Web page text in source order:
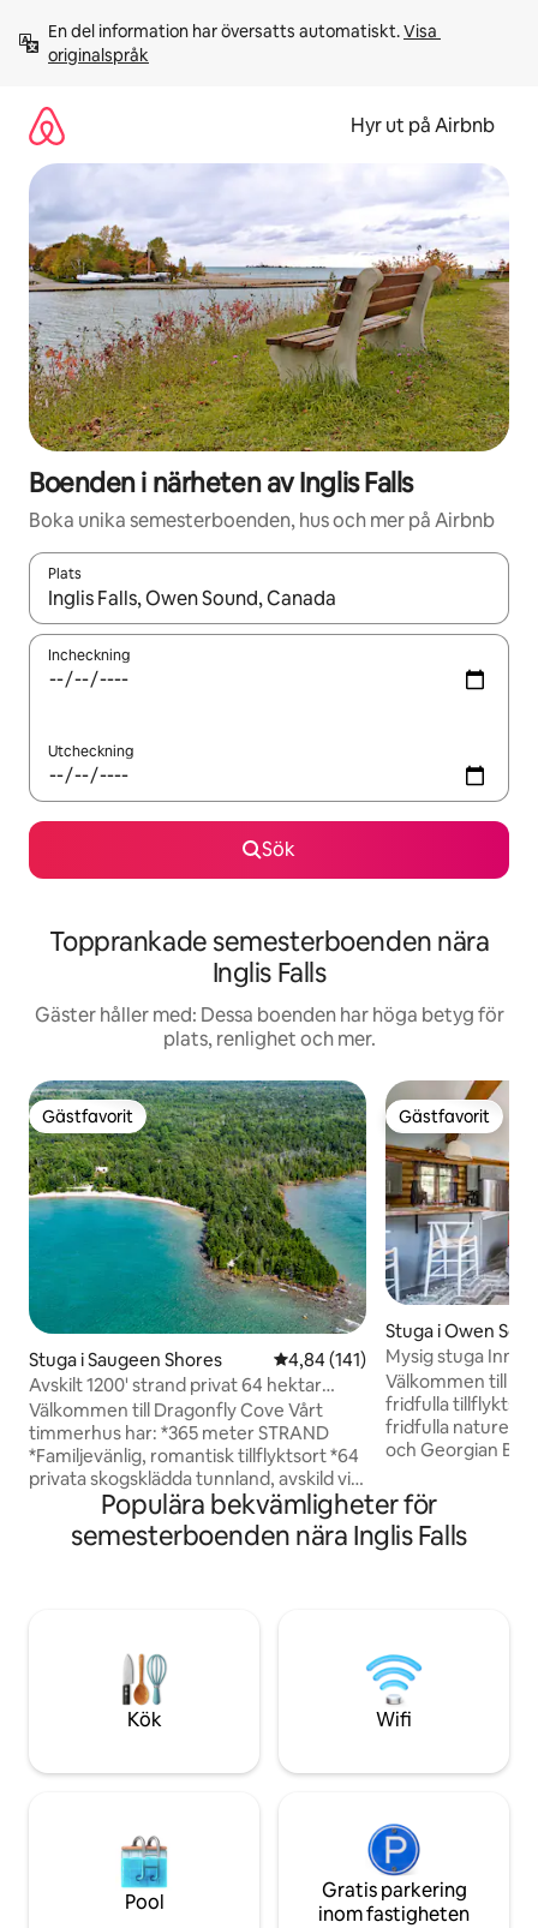
innehåll
En del information har översatts automatiskt. Visa
originalspråk
Hyr ut på Airbnb
Boenden i närheten av Inglis Falls
Boka unika semesterboenden, hus och mer på Airbnb
Plats
När resultaten är tillgängliga kan du navigera med upp- och
Incheckning
Utcheckning
Sök
Topprankade semesterboenden nära
Inglis Falls
Gäster håller med: Dessa boenden har höga betyg för
plats, renlighet och mer.
Gästfavorit
Gästfavorit
Stuga i Saugeen Shores 4,84 av 5 i genomsnittligt
4,84 (141)
Avskilt 1200' strand privat 64 hektar
timmerhus
Välkommen till Dragonfly Cove Vårt
timmerhus har: *365 meter STRAND
*Familjevänlig, romantisk tillflyktsort *64
privata skogsklädda tunnland, avskild vik
vid Huronsjön *Sovplats för 10 (8 vuxna +
2 barn på futon) *Full utsikt över sjön och
solnedgångar från rymlig altan *Fullt
från Bruce Tel *Badtunna för 6 personer
*Eldstad *2 kajaker *3 000 tunnland
välskötta stigar i McGregor Point
Provincial Park
Gästfavorit
Gästfavorit
Stuga i Owen
Mysig stuga Inn &
Chalet Vibe)
Välkommen till
fridfulla
fridfulla naturen
och Georgian
privata
eller runt
Mountain.
och
morgonrockar,
mer!
Populära bekvämligheter för
semesterboenden nära Inglis Falls
Kök Wifi
Pool
Gratis parkering
inom fastigheten